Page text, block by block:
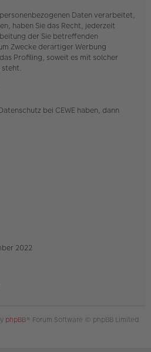
Daten verarbeitet,
haben Sie das Recht, jederzeit
der Sie betreffenden
Zwecke derartiger Werbung
Profiling, soweit es mit solcher
steht.
bei CEWE haben, dann
2022
phpBB® Forum Software © phpBB Limited